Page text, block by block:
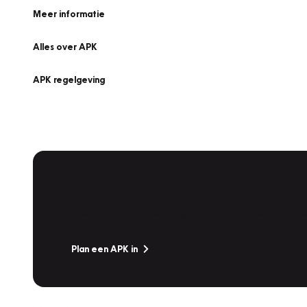
Meer informatie
Alles over APK
APK regelgeving
Plan een APK in